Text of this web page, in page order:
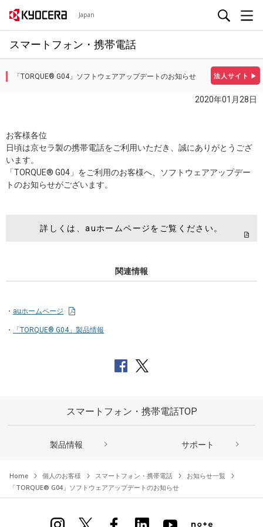
Japan
スマートフォン・携帯電話
法人サイト ▶
「TORQUE® G04」ソフトウェアアップデートのお知らせ
2020年01月28日
お客様各位
日頃は京セラ製の携帯電話をご利用いただき、誠にありがとうござ
います。
「TORQUE® G04」をご利用のお客様へ、ソフトウェアアップデー
トのお知らせがございます。
詳しくは、auホームページをご覧ください。
関連情報
auホームページ
「TORQUE® G04」製品情報
スマートフォン・携帯電話TOP
製品情報 サポート
Home 個人のお客様 スマートフォン・携帯電話
お知らせ一覧
「TORQUE® G04」ソフトウェアアップデートのお知らせ